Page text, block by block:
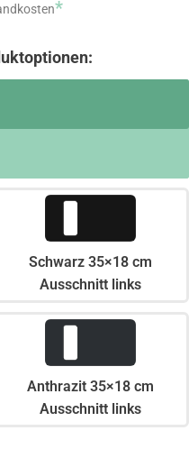
*
Schwarz 35×18 cm
Ausschnitt links
Anthrazit 35×18 cm
Ausschnitt links